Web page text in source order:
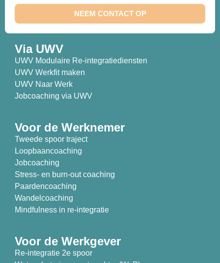
NEEM CONTACT OP
Via UWV
UWV Modulaire Re-integratiediensten
UWV Werkfit maken
UWV Naar Werk
Jobcoaching via UWV
Voor de Werknemer
Tweede spoor traject
Loopbaancoaching
Jobcoaching
Stress- en burn-out coaching
Paardencoaching
Wandelcoaching
Mindfulness in re-integratie
Voor de Werkgever
Re-integratie 2e spoor